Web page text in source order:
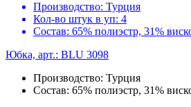
Производство: Турция
Кол-во штук в уп: 4
Состав: 65% полиэстр, 31%
Юбка, арт.: BLU 3098
Производство: Турция
Состав: 65% полиэстр, 31%